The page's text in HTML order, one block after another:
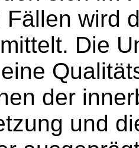
Fällen wird
Die
der
und